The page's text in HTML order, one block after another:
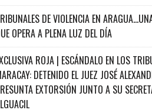
DE VIOLENCIA EN
OPERA A PLENA LUZ DEL DÍA
ROJA | ESCÁNDALO EN LOS
DETENIDO EL JUEZ JOSÉ
EXTORSIÓN JUNTO A SU